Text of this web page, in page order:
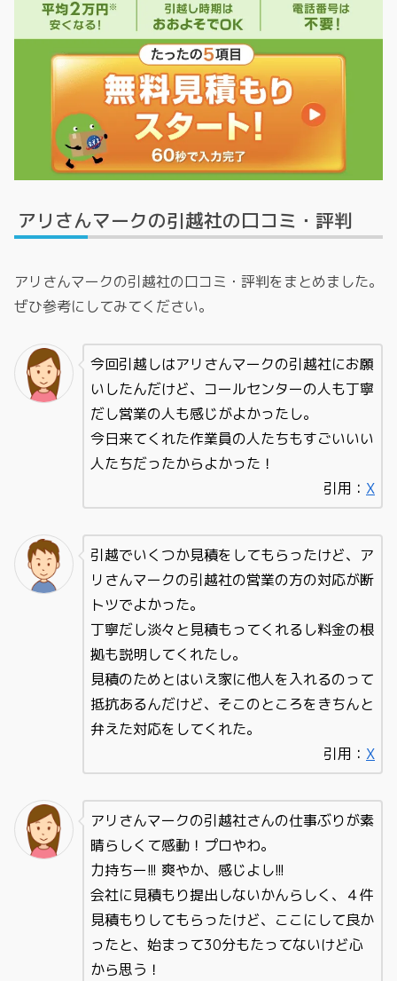
アリさんマークの引越社の口コミ・評判
アリさんマークの引越社の口コミ・評判をまとめました。
ぜひ参考にしてみてください。
今回引越しはアリさんマークの引越社にお願
いしたんだけど、コールセンターの人も丁寧
だし営業の人も感じがよかったし。
今日来てくれた作業員の人たちもすごいいい
人たちだったからよかった！
引用： X
引越でいくつか見積をしてもらったけど、ア
リさんマークの引越社の営業の方の対応が断
トツでよかった。
丁寧だし淡々と見積もってくれるし料金の根
拠も説明してくれたし。
見積のためとはいえ家に他人を入れるのって
抵抗あるんだけど、そこのところをきちんと
弁えた対応をしてくれた。
引用： X
アリさんマークの引越社さんの仕事ぶりが素
晴らしくて感動！プロやわ。
力持ちー!!! 爽やか、感じよし!!!
会社に見積もり提出しないかんらしく、４件
見積もりしてもらったけど、ここにして良か
ったと、始まって30分もたってないけど心
から思う！